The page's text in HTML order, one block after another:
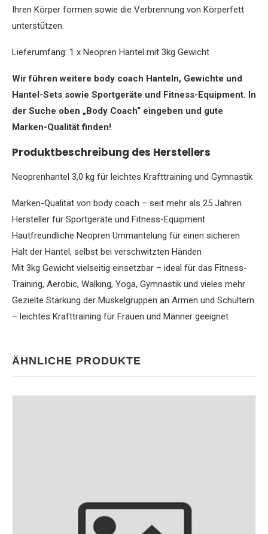
Ihren Körper formen sowie die Verbrennung von Körperfett
unterstützen.
Lieferumfang: 1 x Neopren Hantel mit 3kg Gewicht
Wir führen weitere body coach Hanteln, Gewichte und
Hantel-Sets sowie Sportgeräte und Fitness-Equipment. In
der Suche oben „Body Coach“ eingeben und gute
Marken-Qualität finden!
Produktbeschreibung des Herstellers
Neoprenhantel 3,0 kg für leichtes Krafttraining und Gymnastik
Marken-Qualität von body coach – seit mehr als 25 Jahren
Hersteller für Sportgeräte und Fitness-Equipment
Hautfreundliche Neopren Ummantelung für einen sicheren
Halt der Hantel, selbst bei verschwitzten Händen
Mit 3kg Gewicht vielseitig einsetzbar – ideal für das Fitness-
Training, Aerobic, Walking, Yoga, Gymnastik und vieles mehr
Gezielte Stärkung der Muskelgruppen an Armen und Schultern
– leichtes Krafttraining für Frauen und Männer geeignet
ÄHNLICHE PRODUKTE